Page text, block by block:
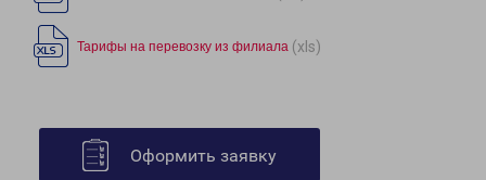
Тарифы на перевозку из филиала (xls)
Оформить заявку